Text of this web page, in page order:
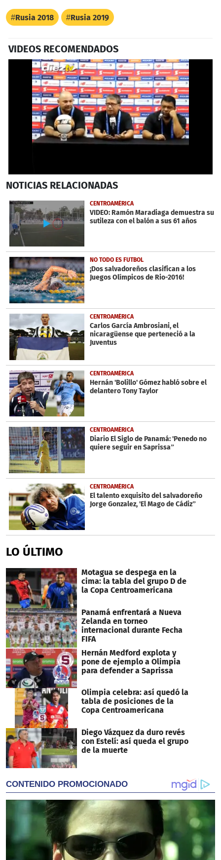
Rusia 2018 Rusia 2019
VIDEOS RECOMENDADOS
seconds
2
minutes,
11
seconds
NOTICIAS RELACIONADAS
CENTROAMÉRICA
VIDEO: Ramón Maradiaga demuestra su
sutileza con el balón a sus 61 años
NO TODO ES FUTBOL
¡Dos salvadoreños clasifican a los
Juegos Olímpicos de Rio-2016!
CENTROAMÉRICA
Carlos García Ambrosiani, el
nicaragüense que perteneció a la
Juventus
CENTROAMÉRICA
Hernán 'Bolillo' Gómez habló sobre el
delantero Tony Taylor
CENTROAMÉRICA
Diario El Siglo de Panamá: 'Penedo no
quiere seguir en Saprissa”
CENTROAMÉRICA
El talento exquisito del salvadoreño
Jorge Gonzalez, 'El Mago de Cádiz”
LO ÚLTIMO
Motagua se despega en la
cima: la tabla del grupo D de
la Copa Centroamericana
Panamá enfrentará a Nueva
Zelanda en torneo
internacional durante Fecha
FIFA
Hernán Medford explota y
pone de ejemplo a Olimpia
para defender a Saprissa
Olimpia celebra: así quedó la
tabla de posiciones de la
Copa Centroamericana
Diego Vázquez da duro revés
con Estelí: así queda el grupo
de la muerte